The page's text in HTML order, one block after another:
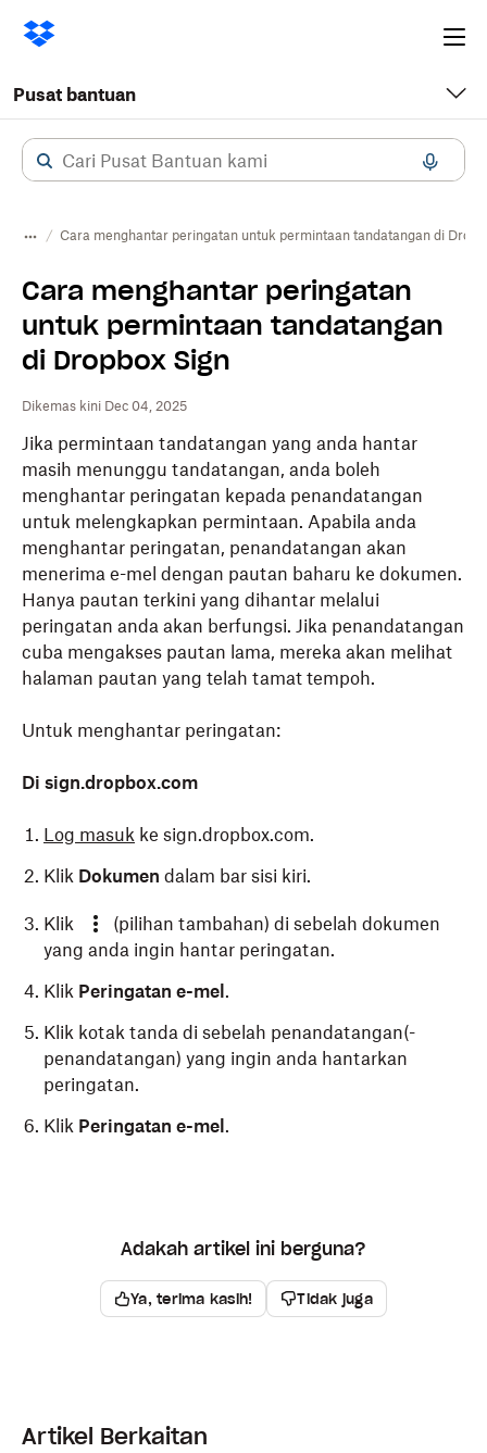
Pusat bantuan
Cara menghantar peringatan untuk permintaan tandatangan di
Cara menghantar peringatan
untuk permintaan tandatangan
di Dropbox Sign
Dikemas kini Dec 04, 2025
Jika permintaan tandatangan yang anda hantar
masih menunggu tandatangan, anda boleh
menghantar peringatan kepada penandatangan
untuk melengkapkan permintaan. Apabila anda
menghantar peringatan, penandatangan akan
menerima e-mel dengan pautan baharu ke dokumen.
Hanya pautan terkini yang dihantar melalui
peringatan anda akan berfungsi. Jika penandatangan
cuba mengakses pautan lama, mereka akan melihat
halaman pautan yang telah tamat tempoh.
Untuk menghantar peringatan:
Di sign.dropbox.com
Log masuk ke sign.dropbox.com.
Klik Dokumen dalam bar sisi kiri.
Klik
(pilihan tambahan) di sebelah dokumen
yang anda ingin hantar peringatan.
Klik Peringatan e-mel .
Klik kotak tanda di sebelah penandatangan(-
penandatangan) yang ingin anda hantarkan
peringatan.
Klik Peringatan e-mel .
Adakah artikel ini berguna?
Ya, terima kasih! Tidak juga
Artikel Berkaitan